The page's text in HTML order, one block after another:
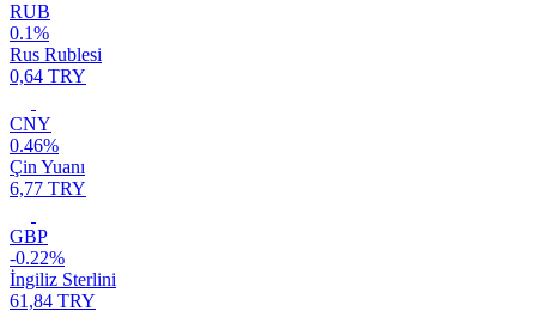
RUB
0.1%
Rus Rublesi
0,64 TRY
CNY
0.46%
Çin Yuanı
6,77 TRY
GBP
-0.22%
İngiliz Sterlini
61,84 TRY